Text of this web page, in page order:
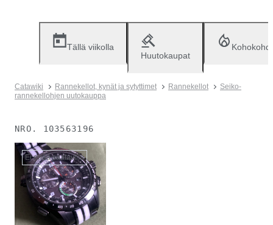
Tällä viikolla
Huutokaupat
Catawiki Rannekellot, kynät ja sytyttimet Rannekellot
Seiko-
rannekellohjen uutokauppa
NRO. 103563196
Ei enää saatavilla